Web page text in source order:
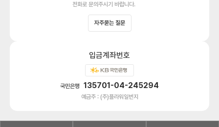
전화로 문의주시기 바랍니다.
자주묻는 질문
입금계좌번호
국민은행 135701-04-245294
예금주 : (주)플라워일번지